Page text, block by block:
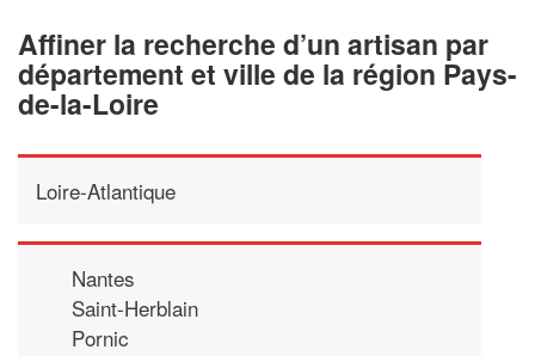
Affiner la recherche d’un artisan par
département et ville de la région Pays-
de-la-Loire
Loire-Atlantique
Nantes
Saint-Herblain
Pornic